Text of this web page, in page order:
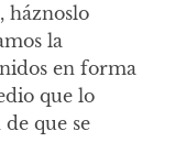
háznoslo
la
en forma
que lo
que se